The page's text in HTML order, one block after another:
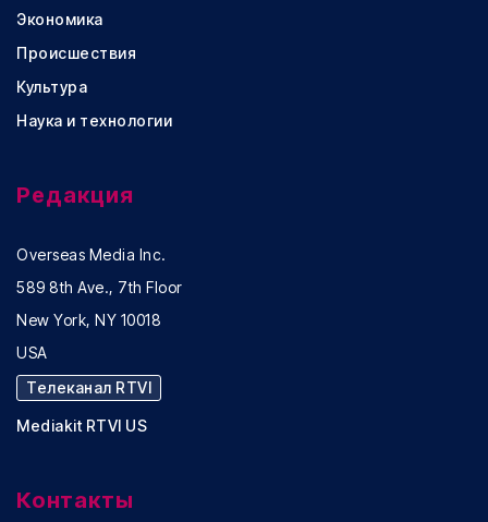
Экономика
Происшествия
Культура
Наука и технологии
Редакция
Overseas Media Inc.
589 8th Ave., 7th Floor
New York, NY 10018
USA
Телеканал RTVI
Mediakit RTVI US
Контакты